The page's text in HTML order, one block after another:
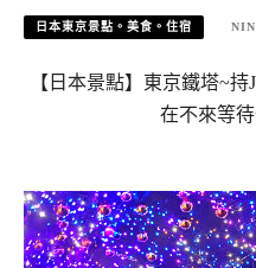
日本東京景點。美食。住宿
【日本景點】東京鐵塔~
在不來等